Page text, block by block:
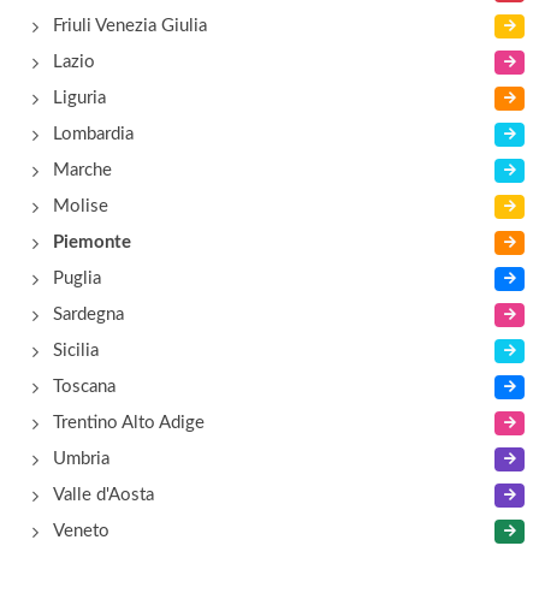
Friuli Venezia Giulia
Lazio
Liguria
Lombardia
Marche
Molise
Piemonte
Puglia
Sardegna
Sicilia
Toscana
Trentino Alto Adige
Umbria
Valle d'Aosta
Veneto